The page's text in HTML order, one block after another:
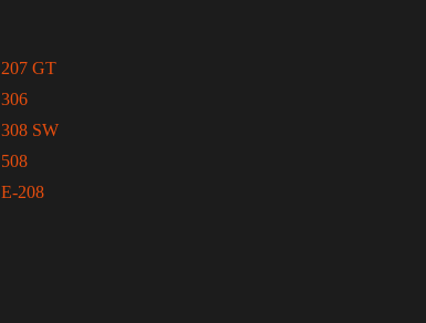
207 GT
306
308 SW
508
E-208